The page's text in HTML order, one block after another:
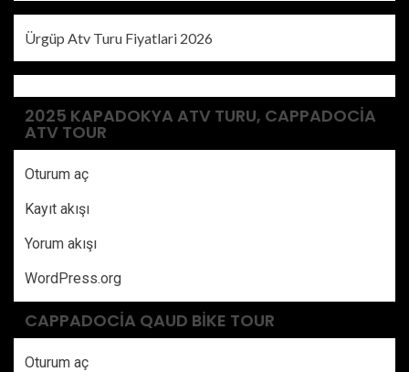
Ürgüp Atv Turu Fiyatlari 2026
2025 KAPADOKYA ATV TURU, CAPPADOCIA
ATV TOUR
Oturum aç
Kayıt akışı
Yorum akışı
WordPress.org
CAPPADOCIA QAUD BIKE TOUR
Oturum aç